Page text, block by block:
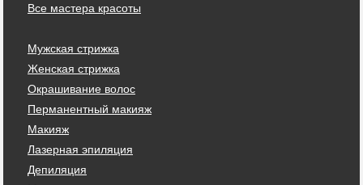
Все мастера красоты
Мужская стрижка
Женская стрижка
Окрашивание волос
Перманентный макияж
Макияж
Лазерная эпиляция
Депиляция